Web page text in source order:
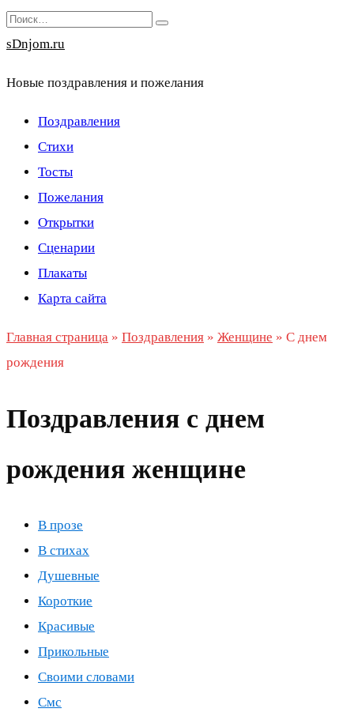
Перейти
к
Search
for:
sDnjom.ru
Новые поздравления и пожелания
Поздравления
Стихи
Тосты
Пожелания
Открытки
Сценарии
Плакаты
Карта сайта
Главная страница » Поздравления » Женщине » С днем
рождения
Поздравления с днем
рождения женщине
В прозе
В стихах
Душевные
Короткие
Красивые
Прикольные
Своими словами
Смс